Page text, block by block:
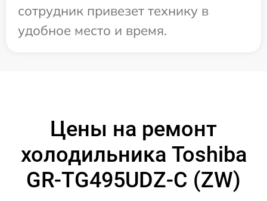
сотрудник привезет технику в
удобное место и время.
Цены на ремонт
холодильника Toshiba
GR-TG495UDZ-C (ZW)